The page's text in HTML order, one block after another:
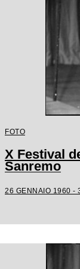
FOTO
X Festival
Sanremo
26 GENNAIO 1960 -